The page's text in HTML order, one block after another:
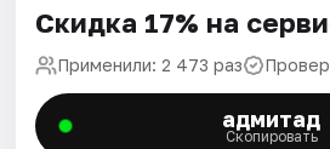
Скидка 17% на
Применили: 2 473 раз
адмитад
Скопировать